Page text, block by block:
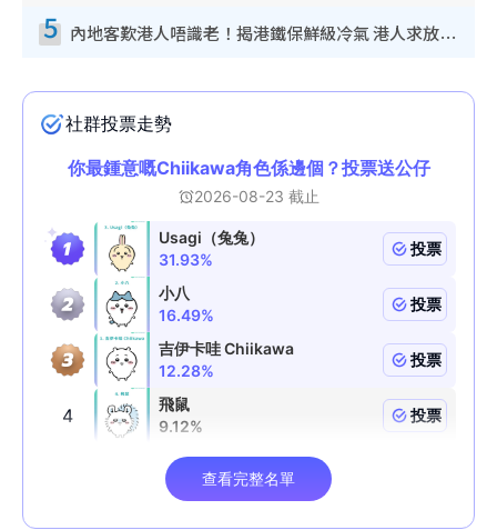
5 內地客歎港人唔識老！揭港鐵保鮮級冷氣 港人求放過：咪投訴